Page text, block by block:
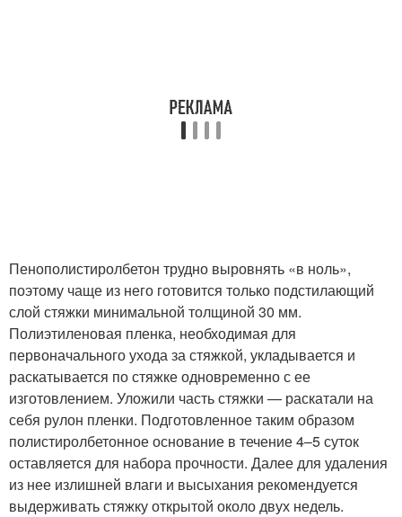
Пенополистиролбетон трудно выровнять «в ноль»,
поэтому чаще из него готовится только подстилающий
слой стяжки минимальной толщиной 30 мм.
Полиэтиленовая пленка, необходимая для
первоначального ухода за стяжкой, укладывается и
раскатывается по стяжке одновременно с ее
изготовлением. Уложили часть стяжки — раскатали на
себя рулон пленки. Подготовленное таким образом
полистиролбетонное основание в течение 4–5 суток
оставляется для набора прочности. Далее для удаления
из нее излишней влаги и высыхания рекомендуется
выдерживать стяжку открытой около двух недель.